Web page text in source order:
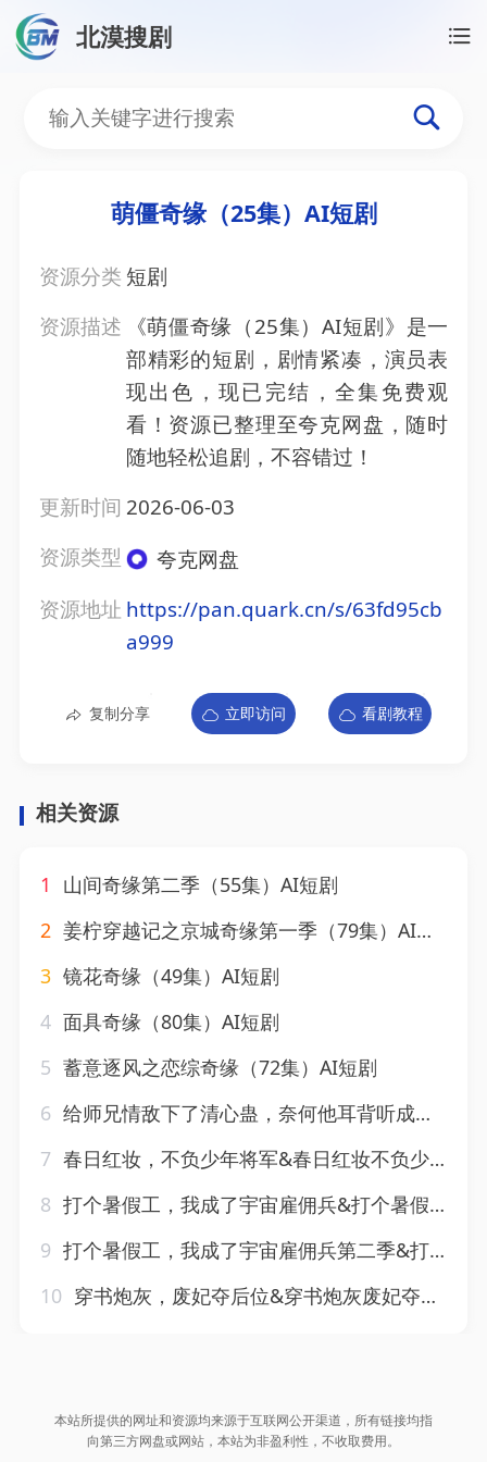
北漠搜剧
萌僵奇缘（25集）AI短剧
萌僵奇缘（25集）AI短剧
资源分类 短剧
资源描述
《萌僵奇缘（25集）AI短剧》是一
部精彩的短剧，剧情紧凑，演员表
现出色，现已完结，全集免费观
看！资源已整理至夸克网盘，随时
随地轻松追剧，不容错过！
更新时间 2026-06-03
资源类型
夸克网盘
资源地址 https://pan.quark.cn/s/63fd95cb
a999
复制分享 立即访问 看剧教程
相关资源
1
山间奇缘第二季（55集）AI短剧
2 姜柠穿越记之京城奇缘第一季（79集）AI短剧
3 镜花奇缘（49集）AI短剧
4 面具奇缘（80集）AI短剧
5 蓄意逐风之恋综奇缘（72集）AI短剧
6 给师兄情敌下了清心蛊，奈何他耳背听成情蛊&给师兄情敌下了清心蛊奈何他耳背听成情蛊（56集）AI短剧
7 春日红妆，不负少年将军&春日红妆不负少年将军（55集）AI短剧
8 打个暑假工，我成了宇宙雇佣兵&打个暑假工我成了宇宙雇佣兵（71集）AI短剧
9 打个暑假工，我成了宇宙雇佣兵第二季&打个暑假工我成了宇宙雇佣兵第二季（70集）AI短剧
10 穿书炮灰，废妃夺后位&穿书炮灰废妃夺后位（28集）AI短剧
本站所提供的网址和资源均来源于互联网公开渠道，所有链接均指
向第三方网盘或网站，本站为非盈利性，不收取费用。